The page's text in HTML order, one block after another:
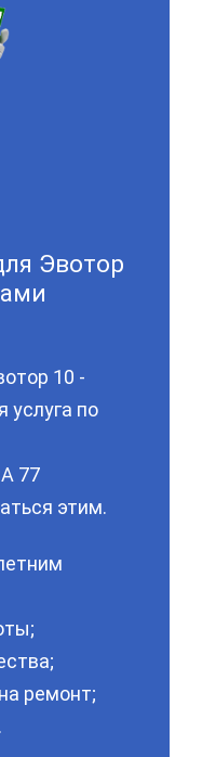
Эвотор
10 -
услуга по
77
этим.
ремонт;